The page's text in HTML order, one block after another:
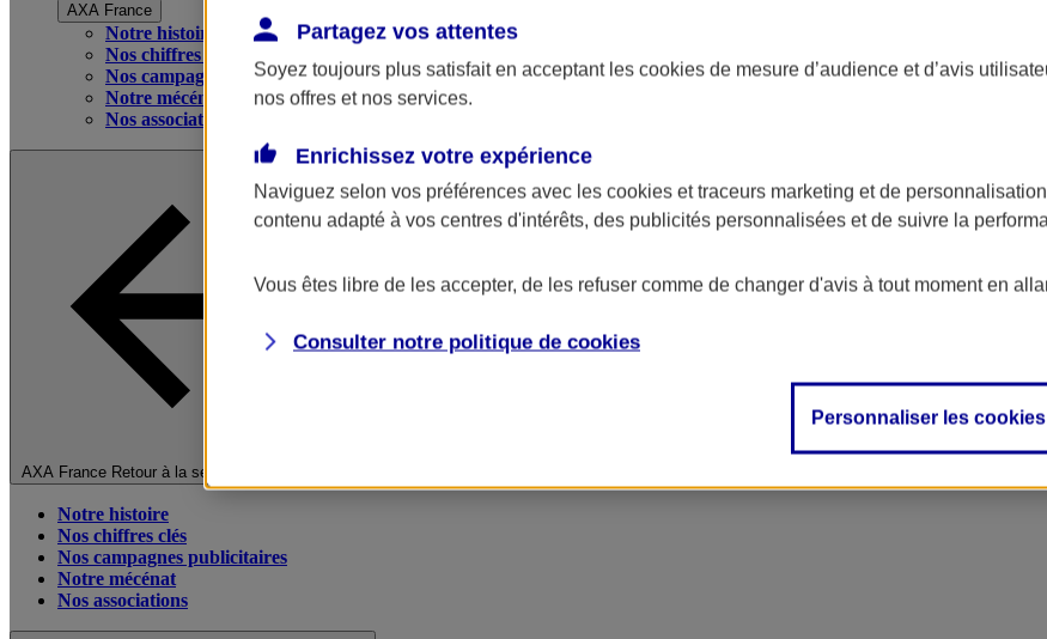
AXA France
Notre histoire
Nos chiffres clés
Nos campagnes publicitaires
Notre mécénat
Nos associations
AXA France Retour à la section précédente
Notre histoire
Nos chiffres clés
Nos campagnes publicitaires
Notre mécénat
Nos associations
Partagez vos attentes
Soyez toujours plus satisfait en acceptant les cookies de mesure d’audience et d’avis
nos offres et nos services.
Enrichissez votre expérience
Naviguez selon vos préférences avec les cookies et traceurs marketing et de
contenu adapté à vos centres d'intérêts, des publicités personnalisées et de suivre la
Vous êtes libre de les accepter, de les refuser comme de changer d'avis à tout moment en
Consulter notre politique de cookies
Personnaliser les cookies